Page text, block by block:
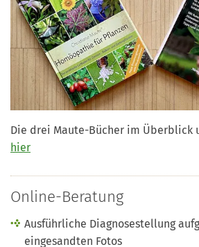
Die drei Maute-Bücher im Überblick
hier
Online-Beratung
Ausführliche Diagnosestellung
eingesandten Fotos